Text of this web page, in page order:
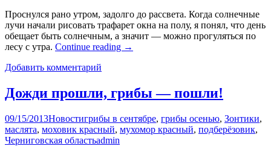
Проснулся рано утром, задолго до рассвета. Когда солнечные
лучи начали рисовать трафарет окна на полу, я понял, что день
обещает быть солнечным, а значит — можно прогуляться по
лесу с утра. Continue reading →
Добавить комментарий
Дожди прошли, грибы — пошли!
09/15/2013Новостигрибы в сентябре, грибы осенью, Зонтики,
маслята, моховик красный, мухомор красный, подберёзовик,
Черниговская областьadmin